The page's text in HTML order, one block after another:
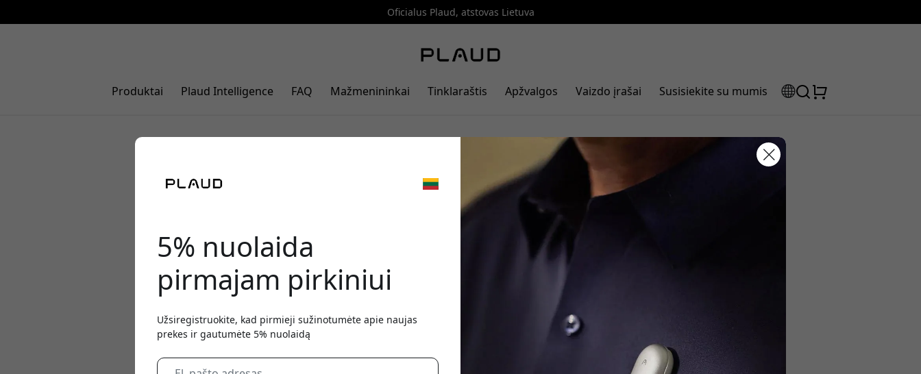
Oficialus Plaud, atstovas Lietuva
Produktai Plaud Intelligence FAQ Mažmenininkai Tinklaraštis Apžvalgos Vaizdo įrašai Susisiekite su mumis
Geriausias AI balso įrašytuvas 2026 m. – Plaud Note Pro
5% nuolaida
pirmajam pirkiniui
Užsiregistruokite, kad pirmieji sužinotumėte apie naujas
prekes ir gautumėte 5% nuolaidą
🎉 Jūsų nuolaidos kodas:
Norėdami gauti 5% nuolaidą, naudokite šį kodą